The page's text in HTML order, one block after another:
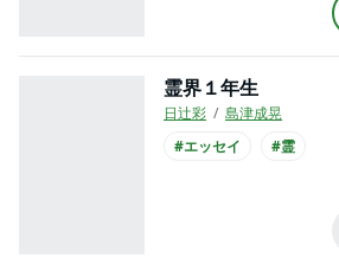
霊界１年生
日辻彩
島津成晃
#エッセイ
#霊